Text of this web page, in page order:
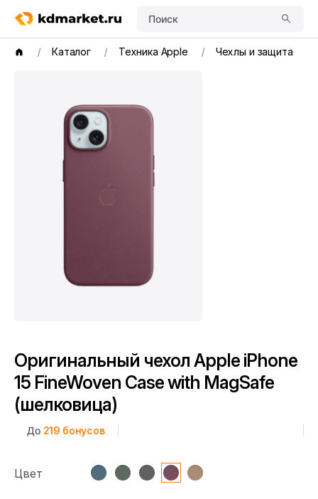
Поиск
Каталог Техника Apple Чехлы и защита
Оригинальный чехол Apple iPhone
15 FineWoven Case with MagSafe
(шелковица)
До 219 бонусов
Цвет